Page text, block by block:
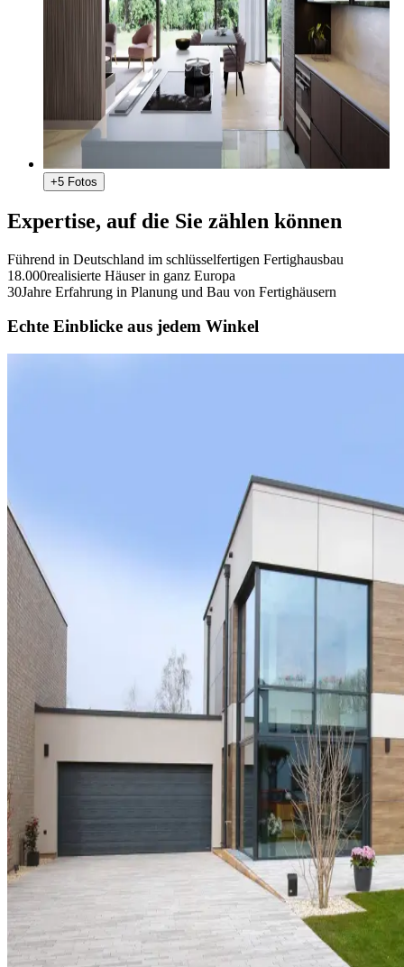
+5 Fotos
Expertise, auf die Sie zählen können
Führend in Deutschland im schlüsselfertigen Fertighausbau
18.000realisierte Häuser in ganz Europa
30Jahre Erfahrung in Planung und Bau von Fertighäusern
Echte Einblicke aus jedem Winkel